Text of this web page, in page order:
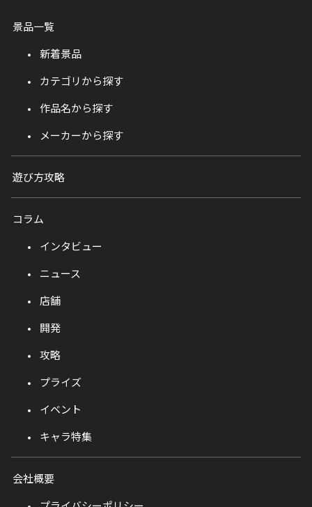
景品一覧
新着景品
カテゴリから探す
作品名から探す
メーカーから探す
遊び方攻略
コラム
インタビュー
ニュース
店舗
開発
攻略
プライズ
イベント
キャラ特集
会社概要